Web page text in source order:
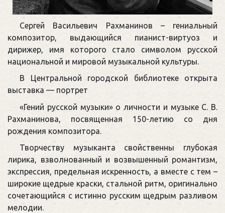
Сергей Васильевич Рахманинов – гениальный
композитор, выдающийся пианист-виртуоз и
дирижер, имя которого стало символом русской
национальной и мировой музыкальной культуры.
В Центральной городской библиотеке открыта
выставка — портрет
«Гений русской музыки» о личности и музыке С. В.
Рахманинова, посвященная 150-летию со дня
рождения композитора.
Творчеству музыканта свойственны глубокая
лирика, взволнованный и возвышенный романтизм,
экспрессия, предельная искренность, а вместе с тем –
широкие щедрые краски, стальной ритм, оригинально
сочетающийся с истинно русским щедрым разливом
мелодии.